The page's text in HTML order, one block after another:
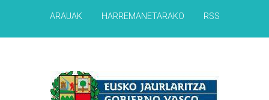
ARAUAK HARREMANETARAKO RSS